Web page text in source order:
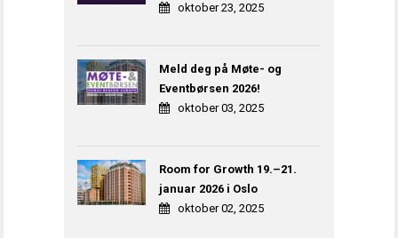
oktober 23, 2025
Meld deg på Møte- og
Eventbørsen 2026!
oktober 03, 2025
Room for Growth 19.–21.
januar 2026 i Oslo
oktober 02, 2025